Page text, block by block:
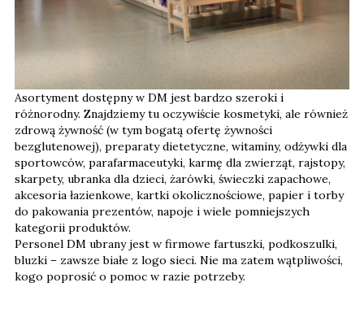
Asortyment dostępny w DM jest bardzo szeroki i
różnorodny. Znajdziemy tu oczywiście kosmetyki, ale również
zdrową żywność (w tym bogatą ofertę żywności
bezglutenowej), preparaty dietetyczne, witaminy, odżywki dla
sportowców, parafarmaceutyki, karmę dla zwierząt, rajstopy,
skarpety, ubranka dla dzieci, żarówki, świeczki zapachowe,
akcesoria łazienkowe, kartki okolicznościowe, papier i torby
do pakowania prezentów, napoje i wiele pomniejszych
kategorii produktów.
Personel DM ubrany jest w firmowe fartuszki, podkoszulki,
bluzki – zawsze białe z logo sieci. Nie ma zatem wątpliwości,
kogo poprosić o pomoc w razie potrzeby.